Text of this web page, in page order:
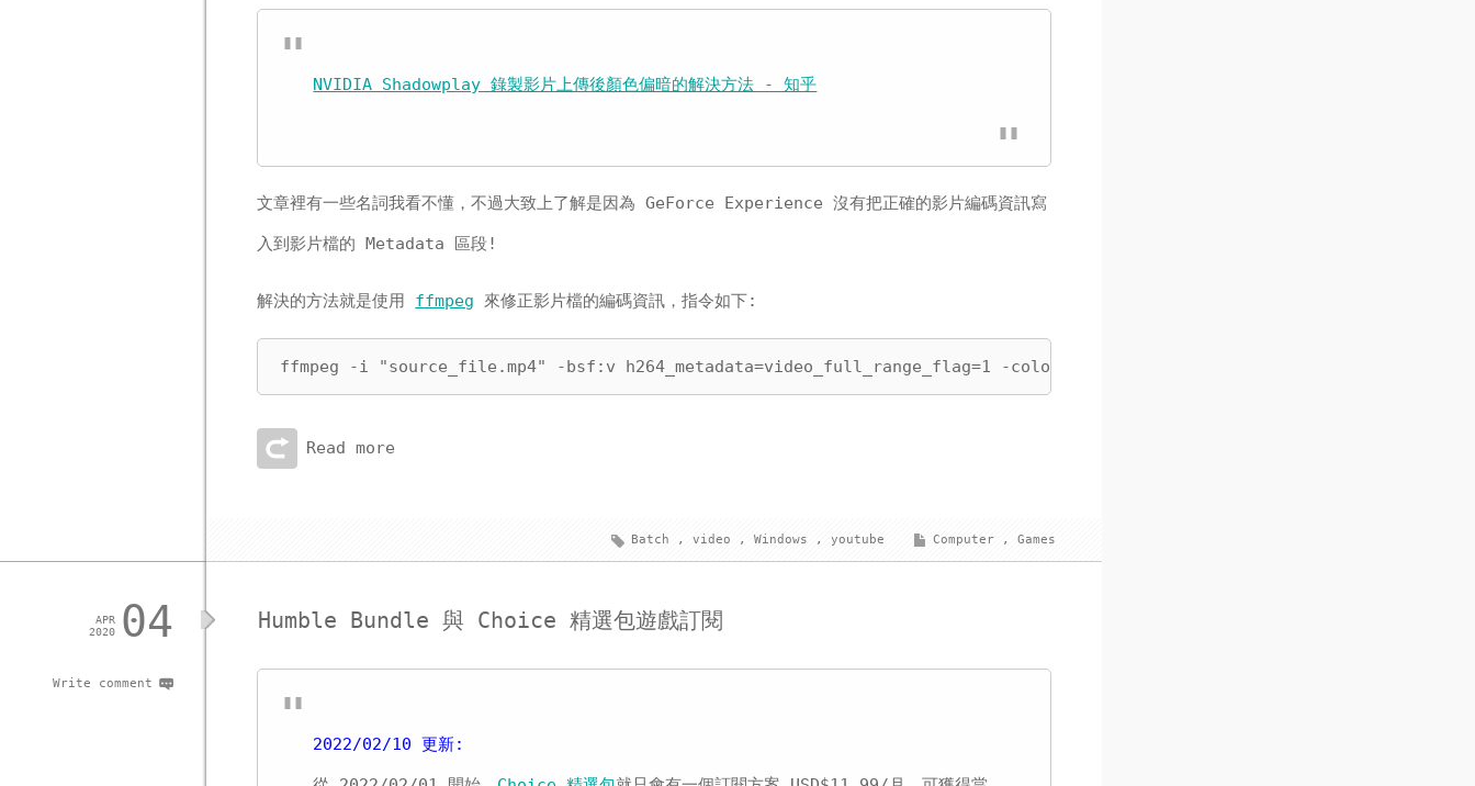
NVIDIA Shadowplay 錄製影片上傳後顏色偏暗的解決方法 - 知乎
文章裡有一些名詞我看不懂，不過大致上了解是因為 GeForce Experience 沒有把正確的影片編碼資訊寫
入到影片檔的 Metadata 區段!
解決的方法就是使用 ffmpeg 來修正影片檔的編碼資訊，指令如下:
ffmpeg -i "source_file.mp4" -bsf:v h264_metadata=video_full_range_flag=1 -color_primaries bt709 -color_trc bt709 -
Read more
Computer , Games
Batch , video , Windows , youtube
Humble Bundle 與 Choice 精選包遊戲訂閱
2022/02/10 更新:
04
APR
2020
Write comment